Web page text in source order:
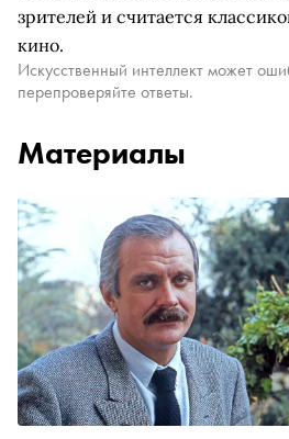
зрителей и считается
кино.
Искусственный интеллект может
перепроверяйте ответы.
Материалы